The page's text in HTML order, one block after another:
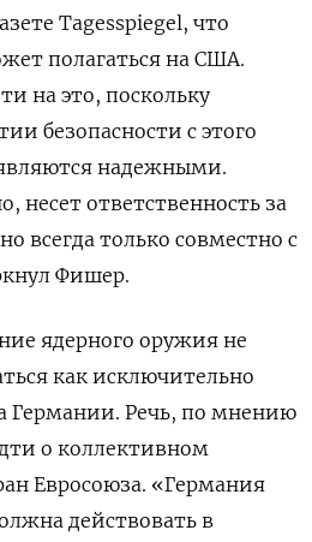
Tagesspiegel, что
полагаться на США.
на это, поскольку
безопасности с этого
надежными.
несет ответственность за
всегда только совместно с
Фишер.
ядерного оружия не
как исключительно
Германии. Речь, по мнению
о коллективном
Евросоюза. «Германия
действовать в